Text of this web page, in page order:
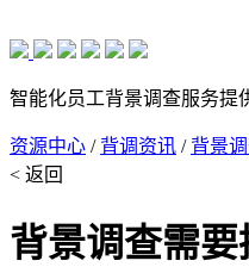
智能化员工背景调查服务提
资源中心 / 背调资讯 / 背景
< 返回
背景调查需要